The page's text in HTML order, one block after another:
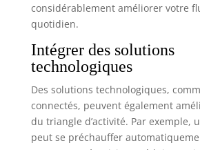
considérablement améliorer votre
quotidien.
Intégrer des solutions
technologiques
Des solutions technologiques,
connectés, peuvent également
du triangle d’activité. Par exemple,
peut se préchauffer